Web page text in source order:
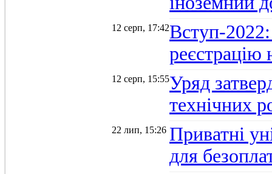
12 серп, 17:42Вступ-
12 серп, 15:55Уряд
технічних
22 лип, 15:26 Приватні
для